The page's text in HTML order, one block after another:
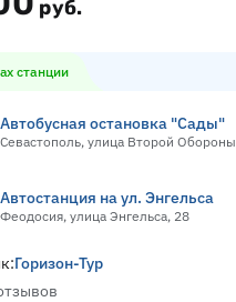
руб.
станции
Автобусная остановка "Сады"
Севастополь, улица Второй Обороны
Автостанция на ул. Энгельса
Феодосия, улица Энгельса, 28
Горизон-Тур